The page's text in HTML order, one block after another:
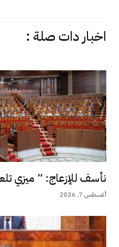
اخبار دات صلة :
نأسف للإزعاج: ” ميزي
أغسطس 7, 2026